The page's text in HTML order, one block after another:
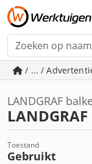
/ ... /
LANDGRAF
LANDGRAF
Toestand
Gebruikt